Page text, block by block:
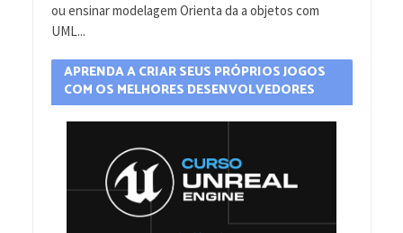
ou ensinar modelagem Orienta da a objetos com
UML...
APRENDA A CRIAR SEUS PRÓPRIOS JOGOS
COM OS MELHORES DESENVOLVEDORES